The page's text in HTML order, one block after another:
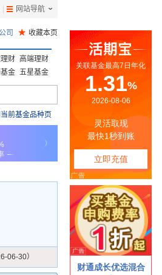
网站导航
司 ★ 收藏本页
财 高端理财
金 五星基金
前基金品种页
06-30）